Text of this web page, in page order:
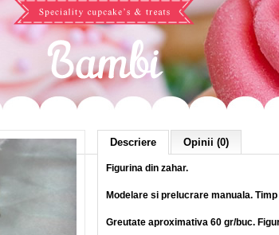
Descriere Opinii (0)
Figurina din zahar.
Modelare si prelucrare manuala.
Greutate aproximativa 60 gr/buc.